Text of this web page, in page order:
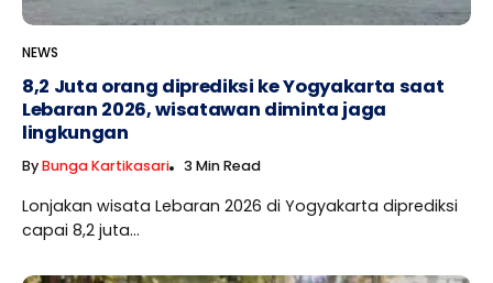
NEWS
8,2 Juta orang diprediksi ke Yogyakarta saat
Lebaran 2026, wisatawan diminta jaga
lingkungan
ByBunga Kartikasari 3 Min Read
Lonjakan wisata Lebaran 2026 di Yogyakarta diprediksi
capai 8,2 juta...